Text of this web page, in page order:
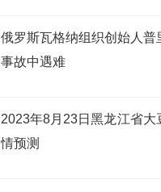
俄罗斯瓦格纳组织创始人普
事故中遇难
2023年8月23日黑龙江省大
情预测